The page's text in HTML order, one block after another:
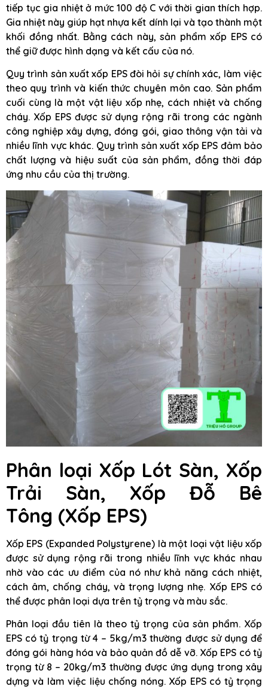
tiếp tục gia nhiệt ở mức 100 độ C với thời gian thích hợp.
Gia nhiệt này giúp hạt nhựa kết dính lại và tạo thành một
khối đồng nhất. Bằng cách này, sản phẩm xốp EPS có
thể giữ được hình dạng và kết cấu của nó.
Quy trình sản xuất xốp EPS đòi hỏi sự chính xác, làm việc
theo quy trình và kiến thức chuyên môn cao. Sản phẩm
cuối cùng là một vật liệu xốp nhẹ, cách nhiệt và chống
cháy. Xốp EPS được sử dụng rộng rãi trong các ngành
công nghiệp xây dựng, đóng gói, giao thông vận tải và
nhiều lĩnh vực khác. Quy trình sản xuất xốp EPS đảm bảo
chất lượng và hiệu suất của sản phẩm, đồng thời đáp
ứng nhu cầu của thị trường.
Phân loại Xốp Lót Sàn, Xốp
Trải Sàn, Xốp Đỗ Bê
Tông (Xốp EPS)
Xốp EPS (Expanded Polystyrene) là một loại vật liệu xốp
được sử dụng rộng rãi trong nhiều lĩnh vực khác nhau
nhờ vào các ưu điểm của nó như khả năng cách nhiệt,
cách âm, chống cháy, và trọng lượng nhẹ. Xốp EPS có
thể được phân loại dựa trên tỷ trọng và màu sắc.
Phân loại đầu tiên là theo tỷ trọng của sản phẩm. Xốp
EPS có tỷ trọng từ 4 – 5kg/m3 thường được sử dụng để
đóng gói hàng hóa và bảo quản đồ dễ vỡ. Xốp EPS có tỷ
trọng từ 8 – 20kg/m3 thường được ứng dụng trong xây
dựng và làm việc liệu chống nóng. Xốp EPS có tỷ trọng